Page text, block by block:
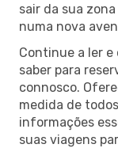
sair da sua
numa nova
Continue a ler
saber para
connosco.
medida de
informações
suas viagens